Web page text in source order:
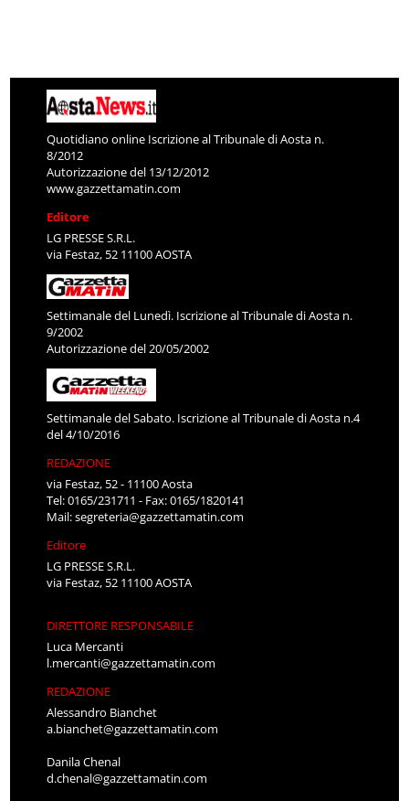
Quotidiano online Iscrizione al Tribunale di Aosta n.
8/2012
Autorizzazione del 13/12/2012
www.gazzettamatin.com
Editore
LG PRESSE S.R.L.
via Festaz, 52 11100 AOSTA
Settimanale del Lunedì. Iscrizione al Tribunale di Aosta n.
9/2002
Autorizzazione del 20/05/2002
Settimanale del Sabato. Iscrizione al Tribunale di Aosta n.4
del 4/10/2016
REDAZIONE
via Festaz, 52 - 11100 Aosta
Tel: 0165/231711 - Fax: 0165/1820141
Mail:segreteria@gazzettamatin.com
Editore
LG PRESSE S.R.L.
via Festaz, 52 11100 AOSTA
DIRETTORE RESPONSABILE
Luca Mercanti
l.mercanti@gazzettamatin.com
REDAZIONE
Alessandro Bianchet
a.bianchet@gazzettamatin.com
Danila Chenal
d.chenal@gazzettamatin.com